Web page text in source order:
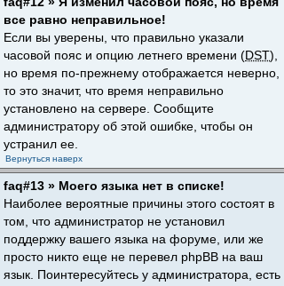
все равно неправильное!
Если вы уверены, что правильно указали
часовой пояс и опцию летнего времени (DST),
но время по-прежнему отображается неверно,
то это значит, что время неправильно
установлено на сервере. Сообщите
администратору об этой ошибке, чтобы он
устранил ее.
Вернуться наверх
faq#13 » Моего языка нет в списке!
Наиболее вероятные причины этого состоят в
том, что администратор не установил
поддержку вашего языка на форуме, или же
просто никто еще не перевел phpBB на ваш
язык. Поинтересуйтесь у администратора, есть